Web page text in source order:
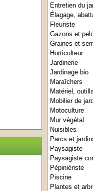
Entretien du
Élagage,
Fleuriste
Gazons et
Graines et
Horticulteur
Jardinerie
Jardinage bio
Maraîchers
Matériel,
Mobilier de
Motoculture
Mur végétal
Nuisibles
Parcs et
Paysagiste
Paysagiste
Pépiniériste
Piscine
Plantes et